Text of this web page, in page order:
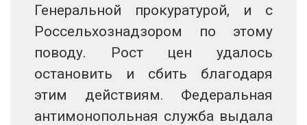
Генеральной прокуратурой, и с
Россельхознадзором по этому
поводу. Рост цен удалось
остановить и сбить благодаря
этим действиям. Федеральная
антимонопольная служба выдала